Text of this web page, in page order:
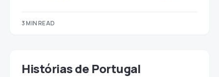
3 MIN READ
Histórias de Portugal